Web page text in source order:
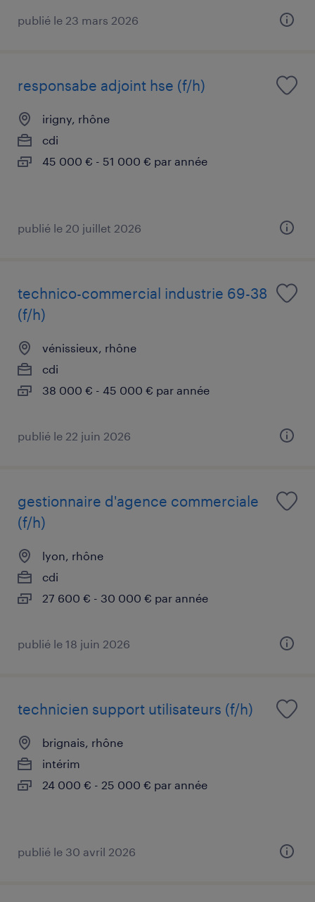
publié le 23 mars 2026
responsabe adjoint hse (f/h)
irigny, rhône
cdi
45 000 € - 51 000 € par année
publié le 20 juillet 2026
technico-commercial industrie 69-38
(f/h)
vénissieux, rhône
cdi
38 000 € - 45 000 € par année
publié le 22 juin 2026
gestionnaire d'agence commerciale
(f/h)
lyon, rhône
cdi
27 600 € - 30 000 € par année
publié le 18 juin 2026
technicien support utilisateurs (f/h)
brignais, rhône
intérim
24 000 € - 25 000 € par année
publié le 30 avril 2026